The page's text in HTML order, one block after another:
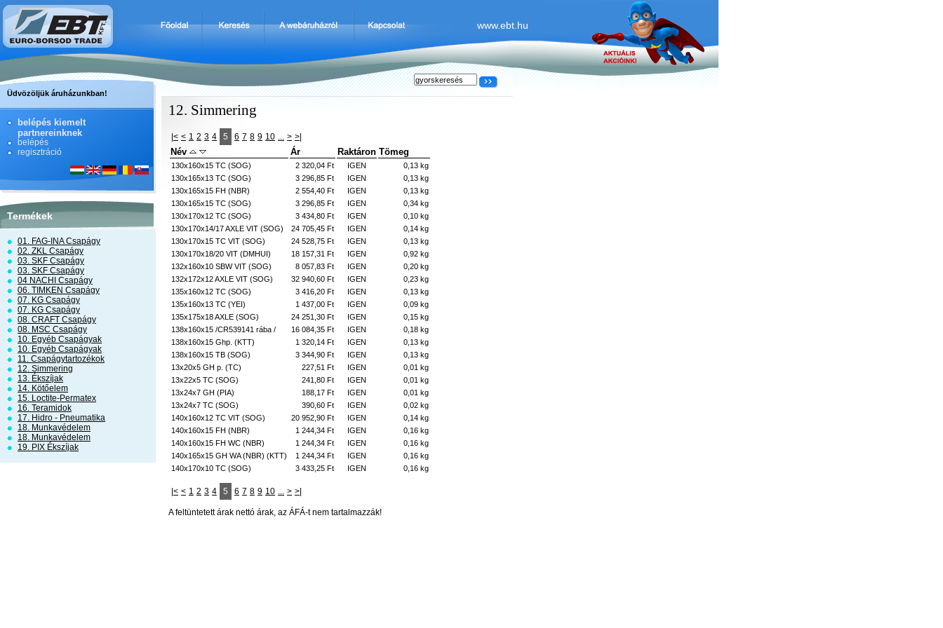
www.ebt.hu
Üdvözöljük áruházunkban!
belépés kiemelt
partnereinknek
belépés
regisztráció
Termékek
01. FAG-INA Csapágy
02. ZKL Csapágy
03. SKF Csapágy
03. SKF Csapágy
04 NACHI Csapágy
06. TIMKEN Csapágy
07. KG Csapágy
07. KG Csapágy
08. CRAFT Csapágy
08. MSC Csapágy
10. Egyéb Csapágyak
10. Egyéb Csapágyak
11. Csapágytartozékok
12. Simmering
13. Ékszíjak
14. Kötőelem
15. Loctite-Permatex
16. Teramidok
17. Hidro - Pneumatika
18. Munkavédelem
18. Munkavédelem
19. PIX Ékszíjak
12. Simmering
|< < 1 2 3 4 5 6 7 8 9 10 ... > >|
Név Ár Raktáron Tömeg
130x160x15 TC (SOG) 2 320,04 Ft IGEN
0,13 kg
130x165x13 TC (SOG)
3 296,85 Ft IGEN
0,13 kg
130x165x15 FH (NBR)
2 554,40 Ft IGEN
0,13 kg
130x165x15 TC (SOG)
3 296,85 Ft IGEN
0,34 kg
130x170x12 TC (SOG)
3 434,80 Ft IGEN
0,10 kg
130x170x14/17 AXLE VIT (SOG)
24 705,45 Ft IGEN
0,14 kg
130x170x15 TC VIT (SOG)
24 528,75 Ft IGEN
0,13 kg
130x170x18/20 VIT (DMHUI)
18 157,31 Ft IGEN
0,92 kg
132x160x10 SBW VIT (SOG)
8 057,83 Ft IGEN
0,20 kg
132x172x12 AXLE VIT (SOG)
32 940,60 Ft IGEN
0,23 kg
135x160x12 TC (SOG)
3 416,20 Ft IGEN
0,13 kg
135x160x13 TC (YEI)
1 437,00 Ft IGEN
0,09 kg
135x175x18 AXLE (SOG)
24 251,30 Ft IGEN
0,15 kg
138x160x15 /CR539141 rába /
16 084,35 Ft IGEN
0,18 kg
138x160x15 Ghp. (KTT)
1 320,14 Ft IGEN
0,13 kg
138x160x15 TB (SOG)
3 344,90 Ft IGEN
0,13 kg
13x20x5 GH p. (TC)
227,51 Ft IGEN
0,01 kg
13x22x5 TC (SOG)
241,80 Ft IGEN
0,01 kg
13x24x7 GH (PIA)
188,17 Ft IGEN
0,01 kg
13x24x7 TC (SOG)
390,60 Ft IGEN
0,02 kg
140x160x12 TC VIT (SOG)
20 952,90 Ft IGEN
0,14 kg
140x160x15 FH (NBR)
1 244,34 Ft IGEN
0,16 kg
140x160x15 FH WC (NBR)
1 244,34 Ft IGEN
0,16 kg
140x165x15 GH WA (NBR) (KTT)
1 244,34 Ft IGEN
0,16 kg
140x170x10 TC (SOG)
3 433,25 Ft IGEN 0,16 kg
|< < 1 2 3 4 5 6 7 8 9 10 ... > >|
A feltüntetett árak nettó árak, az ÁFÁ-t nem tartalmazzák!